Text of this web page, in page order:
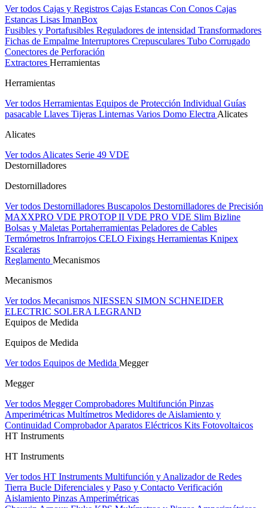
Ver todos Cajas y Registros Cajas Estancas Con Conos Cajas
Estancas Lisas ImanBox
Fusibles y Portafusibles Reguladores de intensidad Transformadores
Fichas de Empalme Interruptores Crepusculares Tubo Corrugado
Conectores de Perforación
Extractores Herramientas
Herramientas
Ver todos Herramientas Equipos de Protección Individual Guías
pasacable Llaves Tijeras Linternas Varios Domo Electra Alicates
Alicates
Ver todos Alicates Serie 49 VDE
Destornilladores
Destornilladores
Ver todos Destornilladores Buscapolos Destornilladores de Precisión
MAXXPRO VDE PROTOP II VDE PRO VDE Slim Bizline
Bolsas y Maletas Portaherramientas Peladores de Cables
Termómetros Infrarrojos CELO Fixings Herramientas Knipex
Escaleras
Reglamento Mecanismos
Mecanismos
Ver todos Mecanismos NIESSEN SIMON SCHNEIDER
ELECTRIC SOLERA LEGRAND
Equipos de Medida
Equipos de Medida
Ver todos Equipos de Medida Megger
Megger
Ver todos MeggerComprobadores Multifunción Pinzas
Amperimétricas Multímetros Medidores de Aislamiento y
Continuidad Comprobador Aparatos Eléctricos Kits Fotovoltaicos
HT Instruments
HT Instruments
Ver todos HT Instruments Multifunción y Analizador de Redes
Tierra Bucle Diferenciales y Paso y Contacto Verificación
Aislamiento Pinzas Amperimétricas